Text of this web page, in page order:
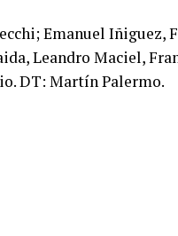
Emanuel
Leandro Maciel,
DT: Martín Palermo.